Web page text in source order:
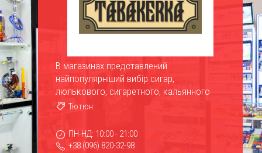
В магазинах представлений
найпопулярніший вибір сигар,
люлькового, сигаретного, кальянного
та...Тютюн
ПН-НД: 10:00 - 21:00
+38 (096) 820-32-98